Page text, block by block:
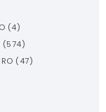
(4)
(574)
(47)